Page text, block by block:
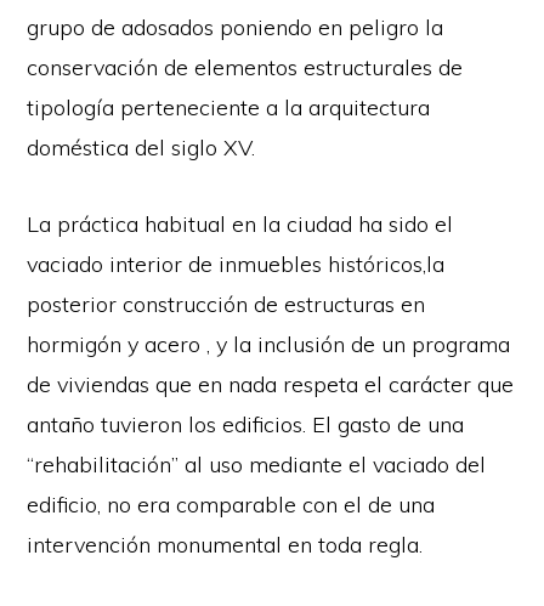
grupo de adosados poniendo en peligro la
conservación de elementos estructurales de
tipología perteneciente a la arquitectura
doméstica del siglo XV.
La práctica habitual en la ciudad ha sido el
vaciado interior de inmuebles históricos,la
posterior construcción de estructuras en
hormigón y acero , y la inclusión de un programa
de viviendas que en nada respeta el carácter que
antaño tuvieron los edificios. El gasto de una
“rehabilitación” al uso mediante el vaciado del
edificio, no era comparable con el de una
intervención monumental en toda regla.